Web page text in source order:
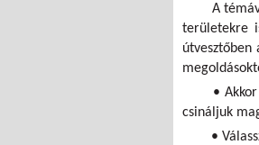
A
területekre
útvesztőben
•
csináljuk
•